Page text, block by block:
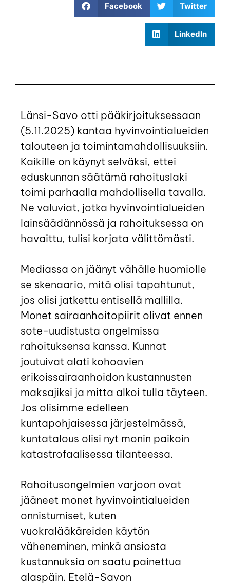
Facebook Twitter
LinkedIn
Länsi-Savo otti pääkirjoituksessaan
(5.11.2025) kantaa hyvinvointialueiden
talouteen ja toimintamahdollisuuksiin.
Kaikille on käynyt selväksi, ettei
eduskunnan säätämä rahoituslaki
toimi parhaalla mahdollisella tavalla.
Ne valuviat, jotka hyvinvointialueiden
lainsäädännössä ja rahoituksessa on
havaittu, tulisi korjata välittömästi.
Mediassa on jäänyt vähälle huomiolle
se skenaario, mitä olisi tapahtunut,
jos olisi jatkettu entisellä mallilla.
Monet sairaanhoitopiirit olivat ennen
sote-uudistusta ongelmissa
rahoituksensa kanssa. Kunnat
joutuivat alati kohoavien
erikoissairaanhoidon kustannusten
maksajiksi ja mitta alkoi tulla täyteen.
Jos olisimme edelleen
kuntapohjaisessa järjestelmässä,
kuntatalous olisi nyt monin paikoin
katastrofaalisessa tilanteessa.
Rahoitusongelmien varjoon ovat
jääneet monet hyvinvointialueiden
onnistumiset, kuten
vuokralääkäreiden käytön
väheneminen, minkä ansiosta
kustannuksia on saatu painettua
alaspäin. Etelä-Savon